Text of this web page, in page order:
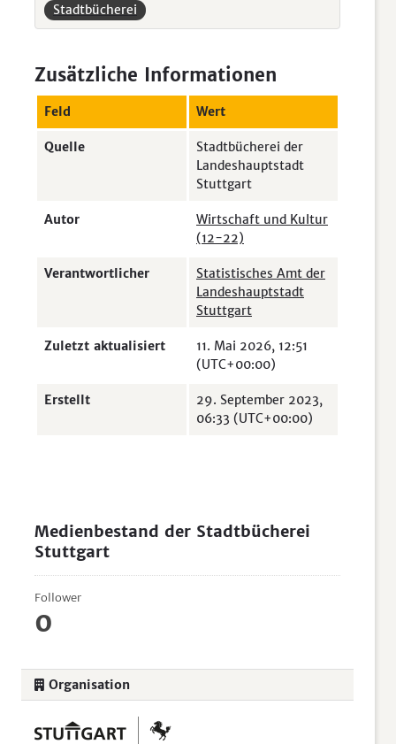
Medienbestand der Stadtbücherei
Stuttgart
Follower
0
Organisation
Stadtbücherei
Zusätzliche Informationen
Feld Wert
Quelle
Stadtbücherei der
Landeshauptstadt
Stuttgart
Autor
Wirtschaft und Kultur
(12-22)
Verantwortlicher
Statistisches Amt der
Landeshauptstadt
Stuttgart
Zuletzt aktualisiert
11. Mai 2026, 12:51
(UTC+00:00)
Erstellt
29. September 2023,
06:33 (UTC+00:00)